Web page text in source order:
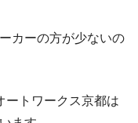
カーの方が少ないの
ートワークス京都は